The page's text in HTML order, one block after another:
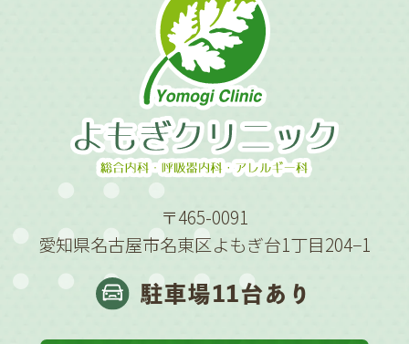
〒465-0091
愛知県名古屋市名東区よもぎ台1丁目204−1
駐車場11台あり